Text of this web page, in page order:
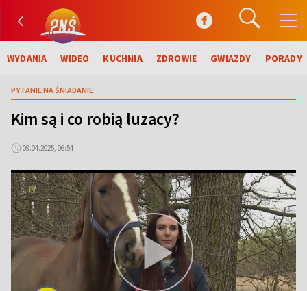
WYDANIA WIDEO KUCHNIA ZDROWIE GWIAZDY PORADY
PYTANIE NA ŚNIADANIE
Kim są i co robią luzacy?
09.04.2025, 06:54